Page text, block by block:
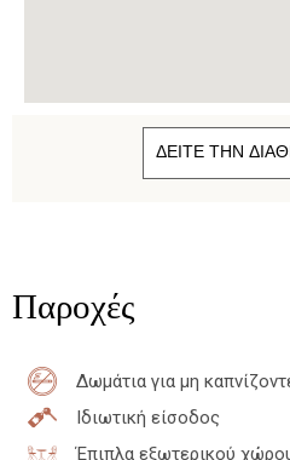
ΔΕΙΤΕ ΤΗΝ
Παροχές
Δωμάτια για μη
Ιδιωτική είσοδος
Έπιπλα εξωτερικού